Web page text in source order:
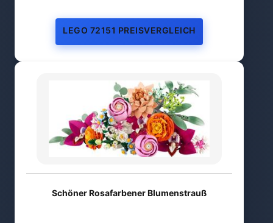
LEGO 72151 PREISVERGLEICH
Schöner Rosafarbener Blumenstrauß